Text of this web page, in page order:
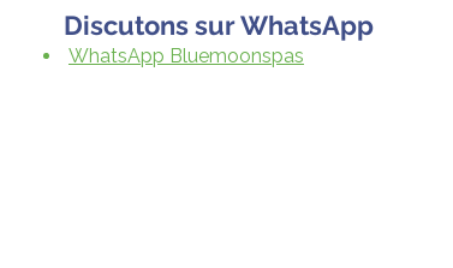
Discutons sur WhatsApp
WhatsApp Bluemoonspas